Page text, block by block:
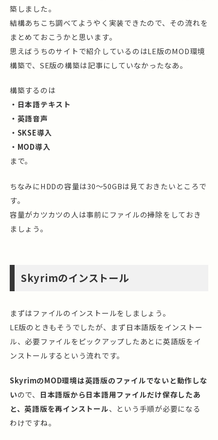
築しました。
結構あちこち調べてようやく実装できたので、その流れを
まとめておこうかと思います。
思えばうちのサイトで紹介しているのはLE版のMOD環境
構築で、SE版の構築は記事にしていなかったなあ。
構築するのは
・日本語テキスト
・英語音声
・SKSE導入
・MOD導入
まで。
ちなみにHDDの容量は30～50GBは見ておきたいところで
す。
容量がカツカツの人は事前にファイルの掃除をしておき
ましょう。
Skyrimのインストール
まずはファイルのインストールをしましょう。
LE版のときもそうでしたが、まず日本語版をインストー
ル、必要ファイルをピックアップしたあとに英語版をイ
ンストールするという流れです。
SkyrimのMOD環境は英語版のファイルでないと動作しな
いので、 日本語版から日本語用ファイルだけ保存したあ
と、英語版を再インストール、という手順が必要になる
わけですね。